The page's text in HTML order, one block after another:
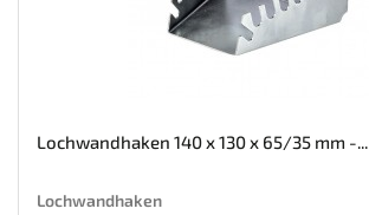
Lochwandhaken 140 x 130 x 65/35 mm -...
Lochwandhaken